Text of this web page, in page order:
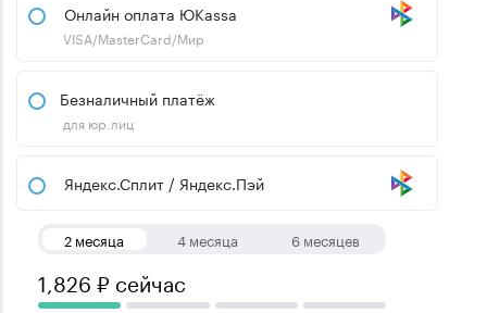
Онлайн оплата ЮKassa
VISA/MasterCard/Мир
Безналичный платёж
для юр.лиц
Яндекс.Сплит / Яндекс.Пэй
2 месяца 4 месяца 6 месяцев
1,826 ₽ сейчас